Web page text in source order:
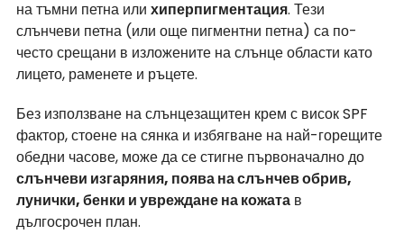
на тъмни петна или хиперпигментация. Тези
слънчеви петна (или още пигментни петна) са по-
често срещани в изложените на слънце области като
лицето, раменете и ръцете.
Без използване на слънцезащитен крем с висок SPF
фактор, стоене на сянка и избягване на най-горещите
обедни часове, може да се стигне първоначално до
слънчеви изгаряния, поява на слънчев обрив,
лунички, бенки и увреждане на кожата в
дългосрочен план.